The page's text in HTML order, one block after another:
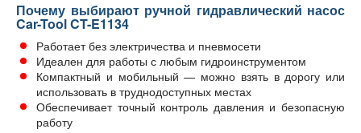
Почему выбирают ручной гидравлический насос
Car-Tool CT-E1134
Работает без электричества и пневмосети
Идеален для работы с любым гидроинструментом
Компактный и мобильный — можно взять в дорогу или
использовать в труднодоступных местах
Обеспечивает точный контроль давления и безопасную
работу